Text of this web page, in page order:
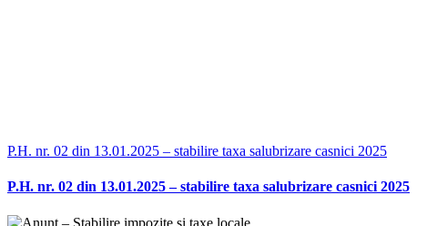
P.H. nr. 02 din 13.01.2025 – stabilire taxa salubrizare casnici 2025
P.H. nr. 02 din 13.01.2025 – stabilire taxa salubrizare casnici 2025